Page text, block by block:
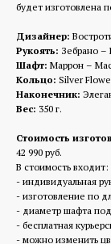
будет изготовлена
Дизайнер:
Рукоять: Зебрано –
Шафт: Маррон –
Кольцо: Silver
Наконечник:
Вес: 350 г.
Стоимость
42 990 руб.
В стоимость входит:
- индивидуальная
- изготовление по
- диаметр шафта
- бесплатная
- можно изменить